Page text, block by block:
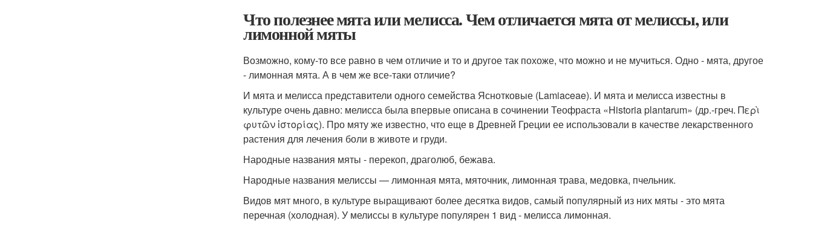
Что полезнее мята или мелисса. Чем отличается мята от мелиссы, или
лимонной мяты
Возможно, кому-то все равно в чем отличие и то и другое так похоже, что можно и не мучиться. Одно - мята, другое
- лимонная мята. А в чем же все-таки отличие?
И мята и мелисса представители одного семейства Яснотковые (Lamiaceae). И мята и мелисса известны в
культуре очень давно: мелисса была впервые описана в сочинении Теофраста «Historia plantarum» (др.-греч. Περὶ
φυτῶν ἱστορίας). Про мяту же известно, что еще в Древней Греции ее использовали в качестве лекарственного
растения для лечения боли в животе и груди.
Народные названия мяты - перекоп, драголюб, бежава.
Народные названия мелиссы — лимонная мята, мяточник, лимонная трава, медовка, пчельник.
Видов мят много, в культуре выращивают более десятка видов, самый популярный из них мяты - это мята
перечная (холодная). У мелиссы в культуре популярен 1 вид - мелисса лимонная.